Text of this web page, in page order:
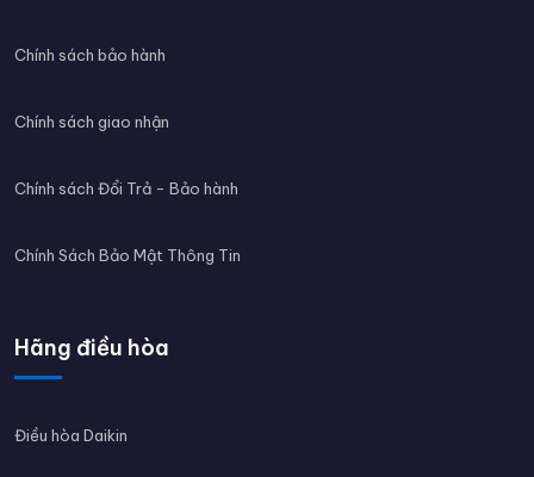
Chính sách bảo hành
Chính sách giao nhận
Chính sách Đổi Trả - Bảo hành
Chính Sách Bảo Mật Thông Tin
Hãng điều hòa
Điều hòa Daikin